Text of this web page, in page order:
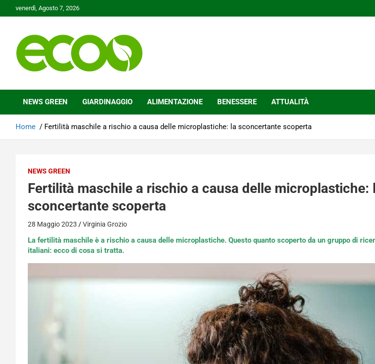
to
venerdì, Agosto 7, 2026
Ecoo.it
NEWS GREEN GIARDINAGGIO ALIMENTAZIONE BENESSERE ATTUALITÀ
Home Fertilità maschile a rischio a causa delle microplastiche: la sconcertante scoperta
NEWS GREEN
Fertilità maschile a rischio a causa delle microplastiche:
sconcertante scoperta
28 Maggio 2023 Virginia Grozio
La fertilità maschile è a rischio a causa delle microplastiche. Questo quanto scoperto da un gruppo di
italiani: ecco di cosa si tratta.